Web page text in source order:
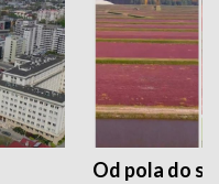
Od pola do